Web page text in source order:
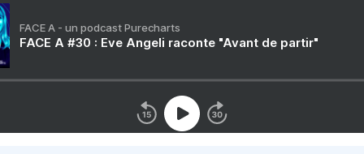
FACE A - un podcast Purecharts
FACE A #30 : Eve Angeli raconte "Avant de partir"